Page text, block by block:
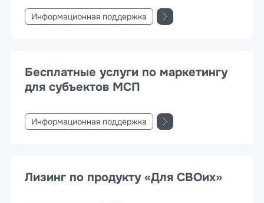
Информационная поддержка
Бесплатные услуги по маркетингу
для субъектов МСП
Информационная поддержка
Лизинг по продукту «Для СВОих»